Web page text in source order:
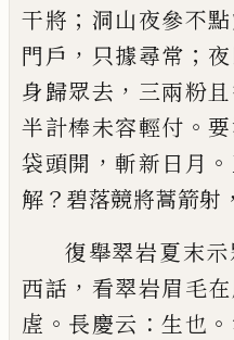
干將 ； 洞山夜參不
門戶 ， 只據尋常 ；
身歸眾去 ， 三兩粉
半計棒未容輕付 。
袋頭開 ，斬新日月 。
解 ？ 碧落競將蒿箭射 ，
復舉翠岩夏末示
西話 ， 看翠岩眉毛
虗 。 長慶云 ：生也 。